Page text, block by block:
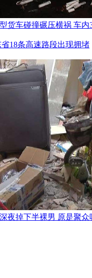
货车碰撞碾压横祸 车内
18条高速路段出现拥堵
夜掉下半裸男 原是聚众